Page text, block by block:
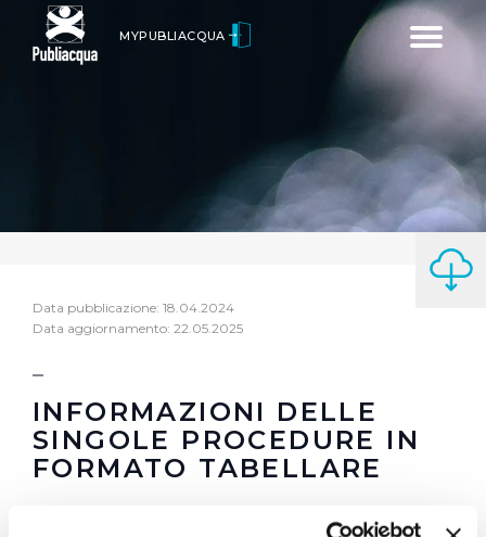
Toggle
MYPUBLIACQUA
Data pubblicazione: 18.04.2024
Data aggiornamento: 22.05.2025
INFORMAZIONI DELLE
SINGOLE PROCEDURE IN
FORMATO TABELLARE